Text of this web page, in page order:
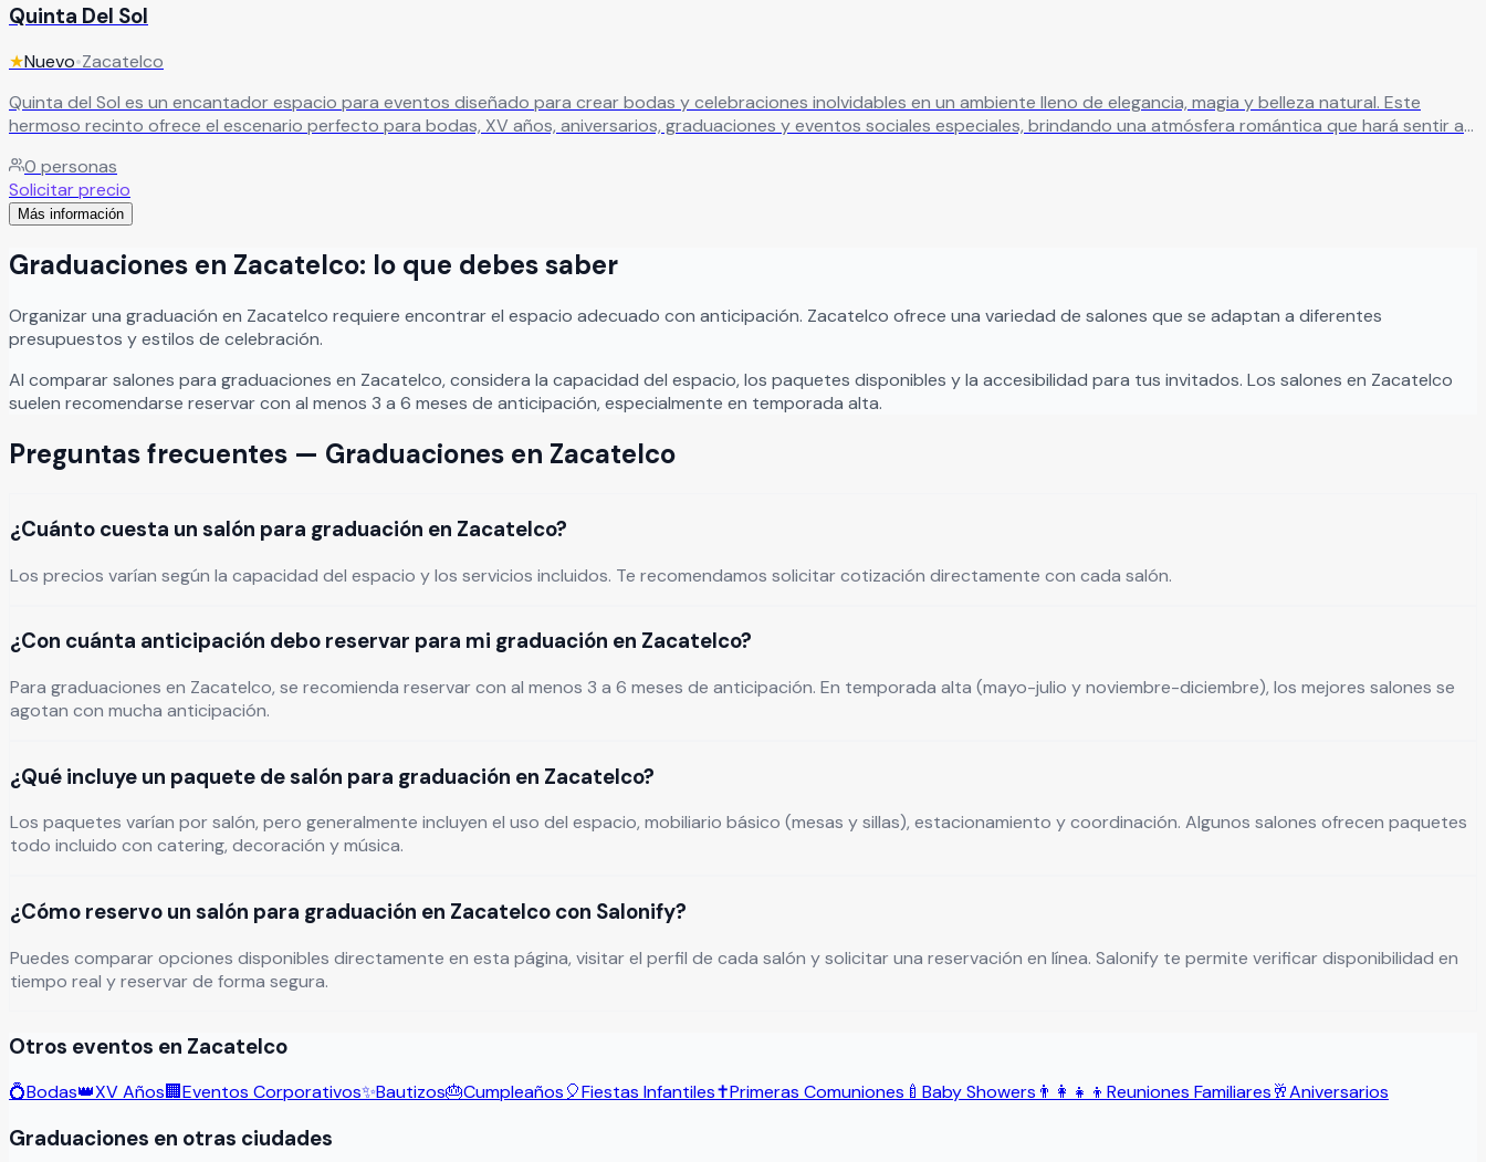
Quinta Del Sol
★Nuevo•Zacatelco
Quinta del Sol es un encantador espacio para eventos diseñado para crear bodas y celebraciones inolvidables en un ambiente lleno de elegancia, magia y belleza natural. Este
hermoso recinto ofrece el escenario perfecto para bodas, XV años, aniversarios, graduaciones y eventos sociales especiales, brindando una atmósfera romántica que hará sentir a
que cada celebración se convierta en un momento único, sofisticado y lleno de encanto para familiares y amigos.
0 personas
Solicitar precio
Más información
Graduaciones en Zacatelco: lo que debes saber
Organizaruna graduación en Zacatelco requiere encontrar el espacio adecuado con anticipación. Zacatelco ofrece una variedad de salones que se adaptan a diferentes
presupuestos y estilos de celebración.
Al comparar salones para graduaciones en Zacatelco, considera la capacidad del espacio, los paquetes disponibles y la accesibilidad para tus invitados. Los salones en Zacatelco
suelen recomendarse reservar con al menos 3 a 6 meses de anticipación, especialmente en temporada alta.
Preguntas frecuentes — Graduaciones en Zacatelco
¿Cuánto cuesta un salón para graduación en Zacatelco?
Los precios varían según la capacidad del espacio y los servicios incluidos. Te recomendamos solicitar cotización directamente con cada salón.
¿Con cuánta anticipación debo reservar para mi graduación en Zacatelco?
Para graduaciones en Zacatelco, se recomienda reservar con al menos 3 a 6 meses de anticipación. En temporada alta (mayo-julio y noviembre-diciembre), los mejores salones se
agotan con mucha anticipación.
¿Qué incluye un paquete de salón para graduación en Zacatelco?
Los paquetes varían por salón, pero generalmente incluyen el uso del espacio, mobiliario básico (mesas y sillas), estacionamiento y coordinación. Algunos salones ofrecen paquetes
todo incluido con catering, decoración y música.
¿Cómo reservo un salón para graduación en Zacatelco con Salonify?
Puedes comparar opciones disponibles directamente en esta página, visitar el perfil de cada salón y solicitar una reservación en línea. Salonify te permite verificar disponibilidad en
tiempo real y reservar de forma segura.
Otros eventos en Zacatelco
💍Bodas👑XV Años🏢Eventos Corporativos✨Bautizos🎂Cumpleaños🎈Fiestas Infantiles✝️Primeras Comuniones 🍼 Baby Showers 👨‍👩‍👧‍👦 Reuniones Familiares🥂Aniversarios
Graduaciones en otras ciudades